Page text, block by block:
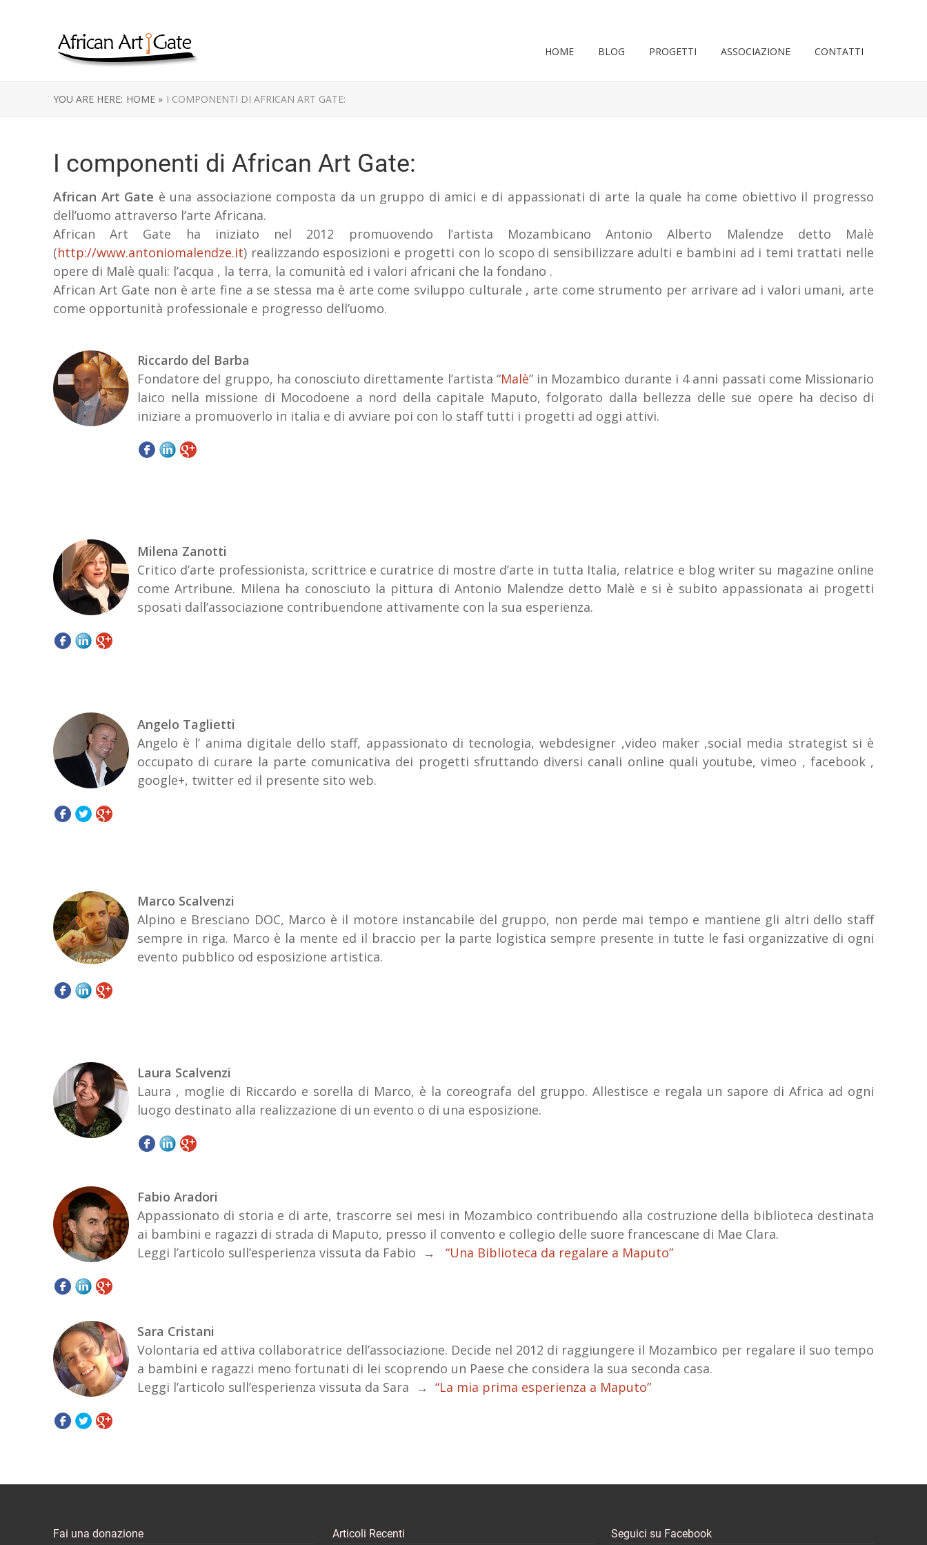
HOME BLOG PROGETTI ASSOCIAZIONE CONTATTI
YOU ARE HERE: HOME » I COMPONENTI DI AFRICAN ART GATE:
I componenti di African Art Gate:
African Art Gate è una associazione composta da un gruppo di amici e di appassionati di arte la quale ha come obiettivo il progresso
dell’uomo attraverso l’arte Africana.
African Art Gate ha iniziato nel 2012 promuovendo l’artista Mozambicano Antonio Alberto Malendze detto Malè
(http://www.antoniomalendze.it) realizzando esposizioni e progetti con lo scopo di sensibilizzare adulti e bambini ad i temi trattati nelle
opere di Malè quali: l’acqua , la terra, la comunità ed i valori africani che la fondano .
African Art Gate non è arte fine a se stessa ma è arte come sviluppo culturale , arte come strumento per arrivare ad i valori umani, arte
come opportunità professionale e progresso dell’uomo.
Riccardo del Barba
Fondatore del gruppo, ha conosciuto direttamente l’artista “Malè” in Mozambico durante i 4 anni passati come Missionario
laico nella missione di Mocodoene a nord della capitale Maputo, folgorato dalla bellezza delle sue opere ha deciso di
iniziare a promuoverlo in italia e di avviare poi con lo staff tutti i progetti ad oggi attivi.
Milena Zanotti
Critico d’arte professionista, scrittrice e curatrice di mostre d’arte in tutta Italia, relatrice e blog writer su magazine online
come Artribune. Milena ha conosciuto la pittura di Antonio Malendze detto Malè e si è subito appassionata ai progetti
sposati dall’associazione contribuendone attivamente con la sua esperienza.
Angelo Taglietti
Angelo è l’ anima digitale dello staff, appassionato di tecnologia, webdesigner ,video maker ,social media strategist si è
occupato di curare la parte comunicativa dei progetti sfruttando diversi canali online quali youtube, vimeo , facebook ,
google+, twitter ed il presente sito web.
Marco Scalvenzi
Alpino e Bresciano DOC, Marco è il motore instancabile del gruppo, non perde mai tempo e mantiene gli altri dello staff
sempre in riga. Marco è la mente ed il braccio per la parte logistica sempre presente in tutte le fasi organizzative di ogni
evento pubblico od esposizione artistica.
Laura Scalvenzi
Laura , moglie di Riccardo e sorella di Marco, è la coreografa del gruppo. Allestisce e regala un sapore di Africa ad ogni
luogo destinato alla realizzazione di un evento o di una esposizione.
Fabio Aradori
Appassionato di storia e di arte, trascorre sei mesi in Mozambico contribuendo alla costruzione della biblioteca destinata
ai bambini e ragazzi di strada di Maputo, presso il convento e collegio delle suore francescane di Mae Clara.
Leggi l’articolo sull’esperienza vissuta da Fabio → “Una Biblioteca da regalare a Maputo”
Sara Cristani
Volontaria ed attiva collaboratrice dell’associazione. Decide nel 2012 di raggiungere il Mozambico per regalare il suo tempo
a bambini e ragazzi meno fortunati di lei scoprendo un Paese che considera la sua seconda casa.
Leggi l’articolo sull’esperienza vissuta da Sara → “La mia prima esperienza a Maputo”
Fai una donazione Articoli Recenti Seguici su Facebook